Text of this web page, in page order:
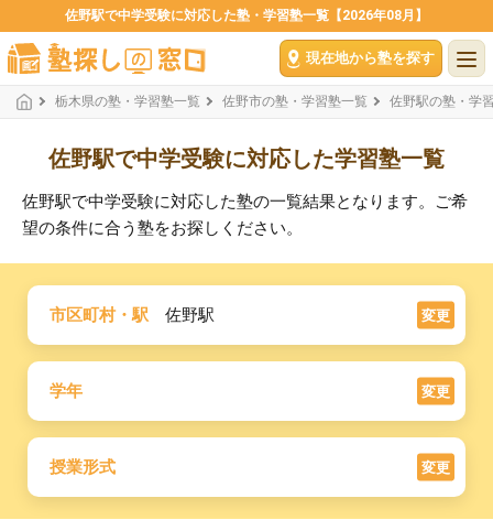
佐野駅で中学受験に対応した塾・学習塾一覧【2026年08月】
現在地から塾を探す
栃木県の塾・学習塾一覧 佐野市の塾・学習塾一覧 佐野駅の塾・学
佐野駅で中学受験に対応した学習塾一覧
佐野駅で中学受験に対応した塾の一覧結果となります。ご希
望の条件に合う塾をお探しください。
市区町村・駅 佐野駅 変更
学年 変更
授業形式 変更